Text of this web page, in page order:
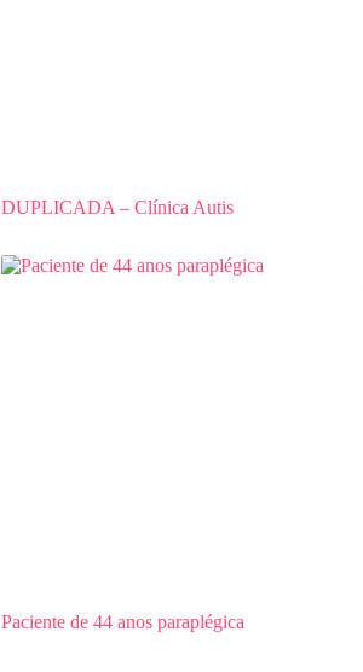
DUPLICADA – Clínica Autis
Paciente de 44 anos paraplégica